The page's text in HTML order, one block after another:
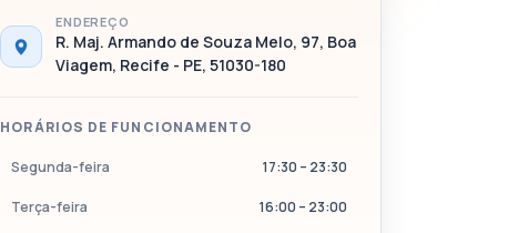
ENDEREÇO
R. Maj. Armando de Souza Melo, 97, Boa
Viagem, Recife - PE, 51030-180
HORÁRIOS DE FUNCIONAMENTO
Segunda-feira 17:30 – 23:30
Terça-feira 16:00 – 23:00